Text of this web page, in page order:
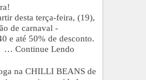
desta terça-feira, (19),
de carnaval -
e até 50% de desconto.
… Continue Lendo
na CHILLI BEANS de